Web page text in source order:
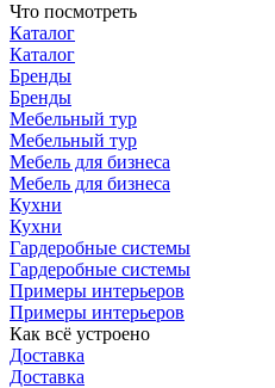
Что посмотреть
Каталог
Каталог
Бренды
Бренды
Мебельный тур
Мебельный тур
Мебель для бизнеса
Мебель для бизнеса
Кухни
Кухни
Гардеробные системы
Гардеробные системы
Примеры интерьеров
Примеры интерьеров
Как всё устроено
Доставка
Доставка